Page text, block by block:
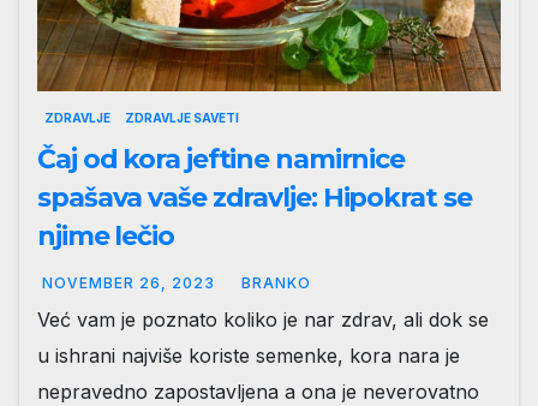
ZDRAVLJE ZDRAVLJE SAVETI
Čaj od kora jeftine namirnice
spašava vaše zdravlje: Hipokrat se
njime lečio
NOVEMBER 26, 2023 BRANKO
Već vam je poznato koliko je nar zdrav, ali dok se
u ishrani najviše koriste semenke, kora nara je
nepravedno zapostavljena a ona je neverovatno